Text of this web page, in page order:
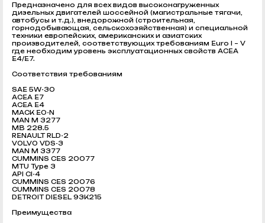
Предназначено для всех видов высоконагруженных
дизельных двигателей шоссейной (магистральные тягачи,
автобусы и т.д.), внедорожной (строительная,
горнодобывающая, сельскохозяйственная) и специальной
техники европейских, американских и азиатских
производителей, соответствующих требованиям Euro I – V
где необходим уровень эксплуатационных свойств ACEA
E4/E7.
Соответствия требованиям
SAE 5W-30
ACEA E7
ACEA E4
MACK EO-N
MAN M 3277
MB 228.5
RENAULT RLD-2
VOLVO VDS-3
MAN M 3377
CUMMINS CES 20077
MTU Type 3
API CI-4
CUMMINS CES 20076
CUMMINS CES 20078
DETROIT DIESEL 93K215
Преимущества